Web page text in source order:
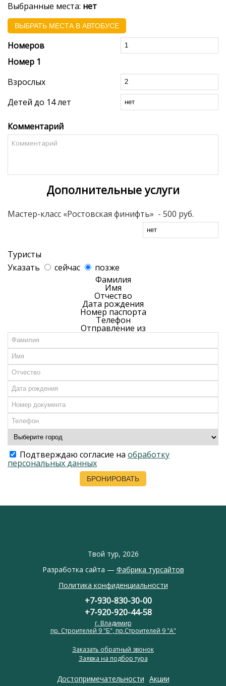
Выбранные места: нет
ВЫБРАТЬ МЕСТА В АВТОБУСЕ
Номеров
Номер 1
Взрослых
Детей до 14 лет
Комментарий
Дополнительные услуги
Мастер-класс «Ростовская финифть» - 500 руб.
Туристы
Указать
сейчас
позже
Фамилия
Имя
Отчество
Дата рождения
Номер паспорта
Телефон
Отправление из
Подтверждаю согласие на обработку
персональных данных
Твой тур, 2026
Разработка сайта — Фабрика турсайтов
Политика конфиденциальности
Достопримечательности Акции
+7-930-830-30-00
+7-920-920-44-58
г. Владимир
пр. Строителей 9 "Б", пр.Строителей 9 "А"
Заказать обратный звонок
Заявка на подбор тура